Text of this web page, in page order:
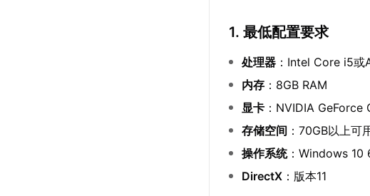
1. 最低配置要求
处理器 ：Intel Core i5或
内存 ：8GB RAM
显卡 ：NVIDIA
存储空间 ：70GB以上可
操作系统：Windows 10
DirectX ：版本11